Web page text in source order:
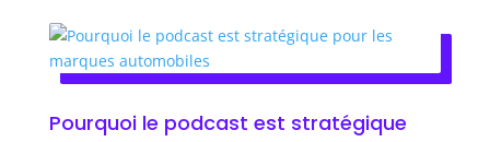
Pourquoi le podcast est stratégique